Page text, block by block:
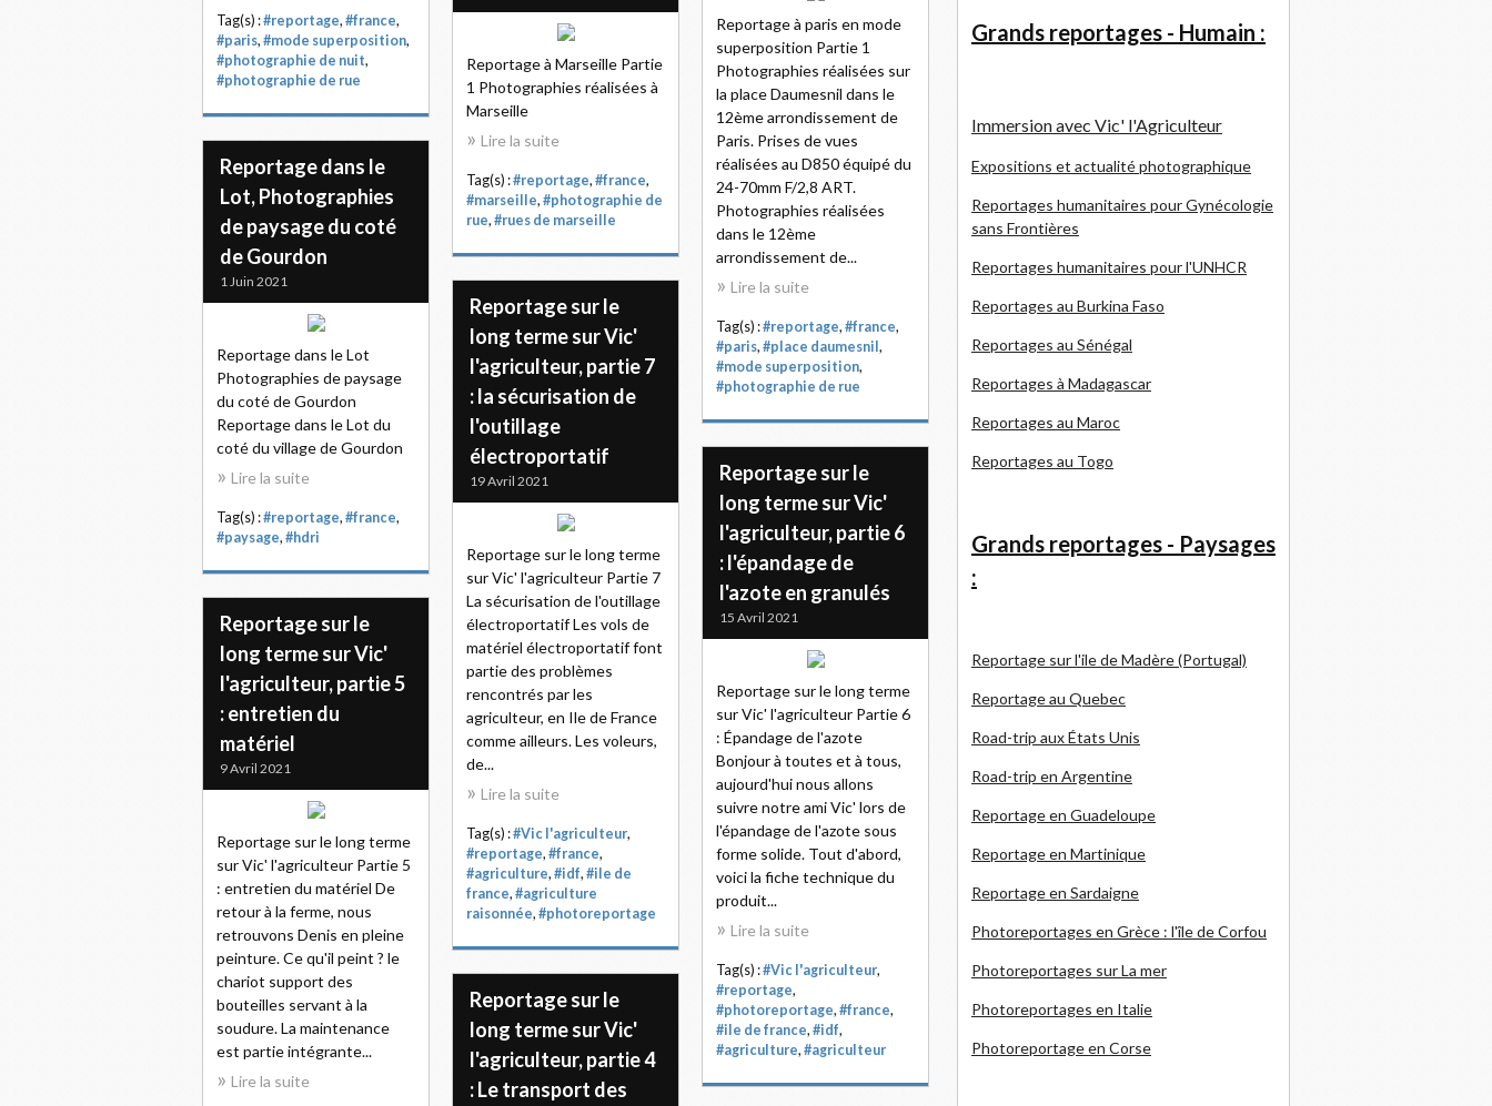
Tag(s) :#reportage, #france,
#paris, #mode superposition,
#photographie de nuit,
#photographie de rue
Reportage à paris en mode
superposition Partie 1
Photographies réalisées sur
la place Daumesnil dans le
12ème arrondissement de
Paris. Prises de vues
réalisées au D850 équipé du
24-70mm F/2,8 ART.
Photographies réalisées
dans le 12ème
arrondissement de...
Lire la suite
Tag(s) :#reportage, #france,
#paris, #place daumesnil ,
#mode superposition,
#photographie de rue
Reportage à Marseille Partie
1 Photographies réalisées à
Marseille
Lire la suite
Tag(s) :#reportage, #france,
#marseille, #photographie de
rue, #rues de marseille
Reportage dans le
Lot, Photographies
de paysage du coté
de Gourdon
1 Juin 2021
Reportage dans le Lot
Photographies de paysage
du coté de Gourdon
Reportage dans le Lot du
coté du village de Gourdon
Lire la suite
Tag(s) :#reportage, #france,
#paysage, #hdri
Reportage sur le
long terme sur Vic'
l'agriculteur, partie 7
: la sécurisation de
l'outillage
électroportatif
19 Avril 2021
Reportage sur le long terme
sur Vic' l'agriculteur Partie 7
La sécurisation de l'outillage
électroportatif Les vols de
matériel électroportatif font
partie des problèmes
rencontrés par les
agriculteur, en Ile de France
comme ailleurs. Les voleurs,
de...
Lire la suite
Tag(s) :#Vic l'agriculteur,
#reportage, #france,
#agriculture, #idf, #ile de
france, #agriculture
raisonnée, #photoreportage
Reportage sur le
long terme sur Vic'
l'agriculteur, partie 6
: l'épandage de
l'azote en granulés
15 Avril 2021
Reportage sur le long terme
sur Vic' l'agriculteur Partie 6
: Épandage de l'azote
Bonjour à toutes et à tous,
aujourd'hui nous allons
suivre notre ami Vic' lors de
l'épandage de l'azote sous
forme solide. Tout d'abord,
voici la fiche technique du
produit...
Lire la suite
Tag(s) :#Vic l'agriculteur,
#reportage,
#photoreportage, #france,
#ile de france, #idf,
#agriculture, #agriculteur
Reportage sur le
long terme sur Vic'
l'agriculteur, partie 5
: entretien du
matériel
9 Avril 2021
Reportage sur le long terme
sur Vic' l'agriculteur Partie 5
: entretien du matériel De
retour à la ferme, nous
retrouvons Denis en pleine
peinture. Ce qu'il peint ? le
chariot support des
bouteilles servant à la
soudure. La maintenance
est partie intégrante...
Lire la suite
Reportage sur le
long terme sur Vic'
l'agriculteur, partie 4
: Le transport des
Grands reportages - Humain :
Immersion avec Vic' l'Agriculteur
Expositions et actualité photographique
Reportages humanitaires pour Gynécologie
sans Frontières
Reportages humanitaires pour l'UNHCR
Reportages au Burkina Faso
Reportages au Sénégal
Reportages à Madagascar
Reportages au Maroc
Reportages au Togo
Grands reportages - Paysages
:
Reportage sur l'ile de Madère (Portugal)
Reportage au Quebec
Road-trip aux États Unis
Road-trip en Argentine
Reportage en Guadeloupe
Reportage en Martinique
Reportage en Sardaigne
Photoreportages en Grèce : l'île de Corfou
Photoreportages sur La mer
Photoreportages en Italie
Photoreportage en Corse